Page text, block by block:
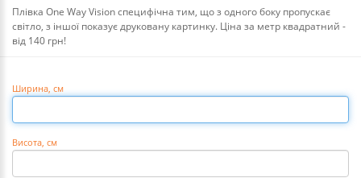
Плівка One Way Vision специфічна тим, що з одного боку пропускає
світло, з іншої показує друковану картинку. Ціна за метр квадратний -
від 140 грн!
Ширина, см
Висота, см